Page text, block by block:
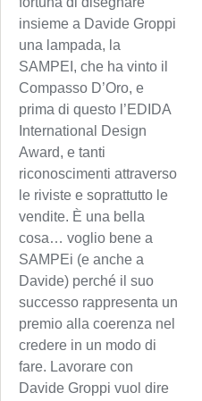
insieme a Davide Groppi
una lampada, la
SAMPEI, che ha vinto il
Compasso D’Oro, e
prima di questo l’EDIDA
International Design
Award, e tanti
riconoscimenti attraverso
le riviste e soprattutto le
vendite. È una bella
cosa… voglio bene a
SAMPEi (e anche a
Davide) perché il suo
successo rappresenta un
premio alla coerenza nel
credere in un modo di
fare. Lavorare con
Davide Groppi vuol dire